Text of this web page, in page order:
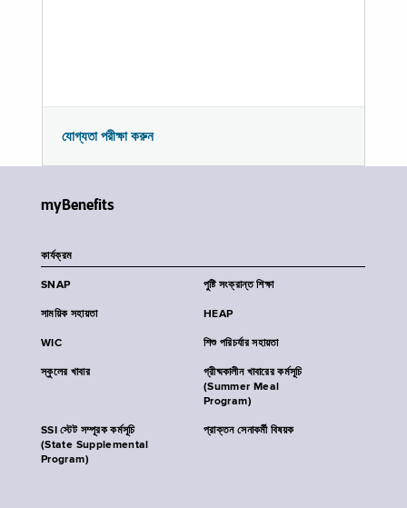
যোগ্যতা পরীক্ষা করুন
myBenefits
কার্যক্রম
SNAP পুষ্টি সংক্রান্ত শিক্ষা
সাময়িক সহায়তা HEAP
WIC শিশু পরিচর্যার সহায়তা
স্কুলের খাবার
গ্রীষ্মকালীন খাবারের কর্মসূচি
(Summer Meal
Program)
SSI স্টেট সম্পূরক কর্মসূচি
(State Supplemental
Program)
প্রাক্তন সেনাকর্মী বিষয়ক